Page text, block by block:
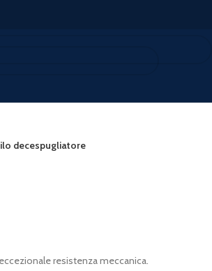
decespugliatore
resistenza meccanica.